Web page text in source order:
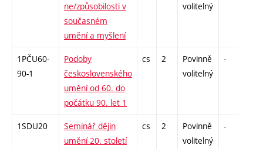
ne/způsobilosti v
současném
umění a myšlení
volitelný
1PČU60-
90-1
Podoby
československého
umění od 60. do
počátku 90. let 1
cs 2
Povinně
volitelný
-
1SDU20
Seminář dějin
umění 20. století
cs 2
Povinně
volitelný
-